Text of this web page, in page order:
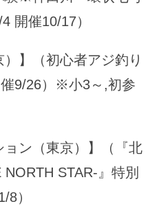
開催10/17）
）】（初心者アジ釣り
9/26）※小3～,初参
ョン（東京）】（『北
STAR-』特別
8）